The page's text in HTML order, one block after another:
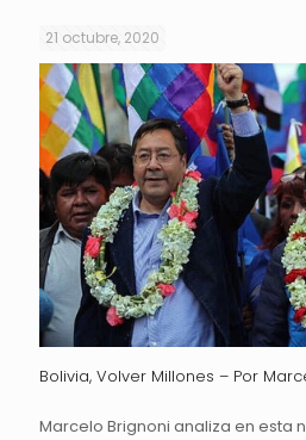
21 octubre, 2020
Bolivia, Volver Millones – Por
Marcelo Brignoni analiza en esta